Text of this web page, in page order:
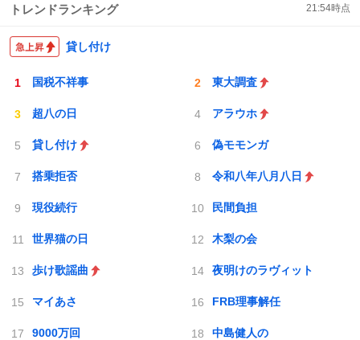
トレンドランキング 21:54時点
貸し付け
国税不祥事 東大調査
超八の日 アラウホ
貸し付け 偽モモンガ
搭乗拒否 令和八年八月八日
現役続行 民間負担
世界猫の日 木梨の会
歩け歌謡曲 夜明けのラヴィット
マイあさ FRB理事解任
9000万回 中島健人の